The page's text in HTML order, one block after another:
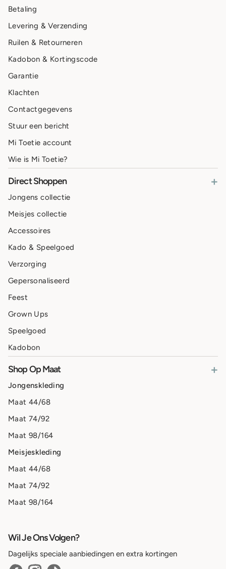
Betaling
Levering & Verzending
Ruilen & Retourneren
Kadobon & Kortingscode
Garantie
Klachten
Contactgegevens
Stuur een bericht
Mi Toetie account
Wie is Mi Toetie?
Direct Shoppen +
Jongens collectie
Meisjes collectie
Accessoires
Kado & Speelgoed
Verzorging
Gepersonaliseerd
Feest
Grown Ups
Speelgoed
Kadobon
Shop Op Maat +
Jongenskleding
Maat 44/68
Maat 74/92
Maat 98/164
Meisjeskleding
Maat 44/68
Maat 74/92
Maat 98/164
Wil Je Ons Volgen?
Dagelijks speciale aanbiedingen en extra kortingen